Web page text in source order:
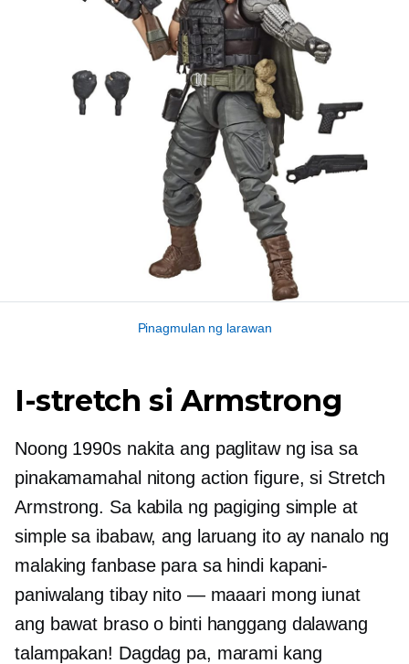
Pinagmulan ng larawan
I-stretch si Armstrong
Noong 1990s nakita ang paglitaw ng isa sa
pinakamamahal nitong action figure, si Stretch
Armstrong. Sa kabila ng pagiging simple at
simple sa ibabaw, ang laruang ito ay nanalo ng
malaking fanbase para sa hindi kapani-
paniwalang tibay nito — maaari mong iunat
ang bawat braso o binti hanggang dalawang
talampakan! Dagdag pa, marami kang